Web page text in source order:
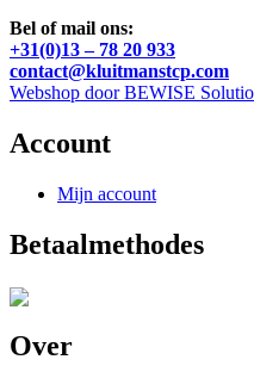
Bel of mail ons:
+31(0)13 – 78 20 933
contact@kluitmanstcp.com
Webshop door BEWISE
Account
Mijn account
Betaalmethodes
Over